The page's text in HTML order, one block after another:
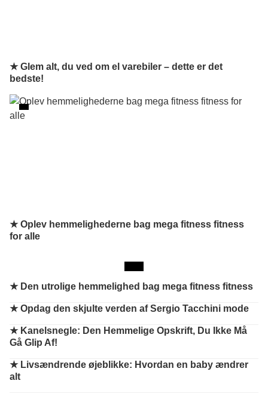
★ Glem alt, du ved om el varebiler – dette er det
bedste!
★ Oplev hemmelighederne bag mega fitness fitness
for alle
★ Den utrolige hemmelighed bag mega fitness fitness
★Opdag den skjulte verden af Sergio Tacchini mode
★ Kanelsnegle: Den Hemmelige Opskrift, Du Ikke Må
Gå Glip Af!
★ Livsændrende øjeblikke: Hvordan en baby ændrer
alt